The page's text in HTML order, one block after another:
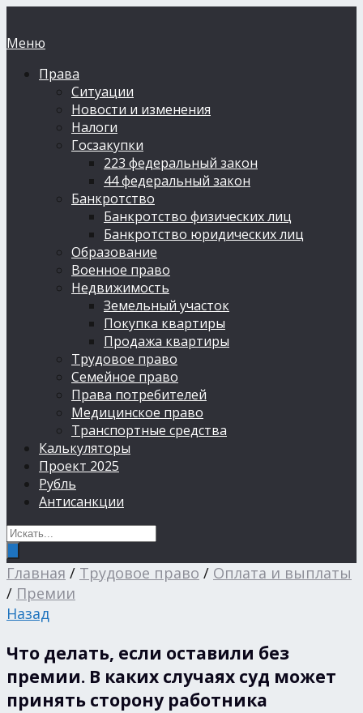
Меню
Права
Ситуации
Новости и изменения
Налоги
Госзакупки
223 федеральный закон
44 федеральный закон
Банкротство
Банкротство физических лиц
Банкротство юридических лиц
Образование
Военное право
Недвижимость
Земельный участок
Покупка квартиры
Продажа квартиры
Трудовое право
Семейное право
Права потребителей
Медицинское право
Транспортные средства
Калькуляторы
Проект 2025
Рубль
Антисанкции
Главная / Трудовое право / Оплата и выплаты
/ Премии
Назад
Что делать, если оставили без
премии. В каких случаях суд может
принять сторону работника